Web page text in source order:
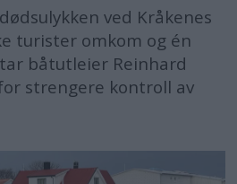
ved Kråkenes
turister omkom og én
båtutleier Reinhard
strengere kontroll av